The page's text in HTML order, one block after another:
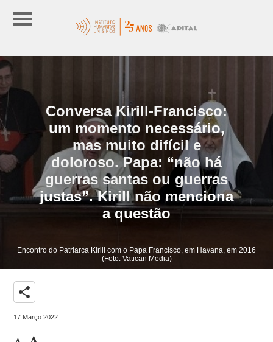
Conversa Kirill-Francisco:
um momento necessário,
mas muito difícil e
doloroso. Papa: “não há
guerras santas ou guerras
justas”. Kirill não menciona
a questão
Encontro do Patriarca Kirill com o Papa Francisco, em Havana, em 2016
(Foto: Vatican Media)
share
17 Março 2022